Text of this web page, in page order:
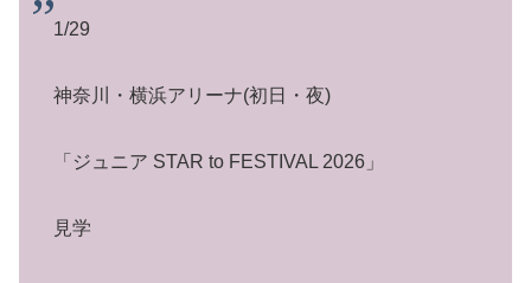
1/29
神奈川・横浜アリーナ(初日・夜)
「ジュニア STAR to FESTIVAL 2026」
見学